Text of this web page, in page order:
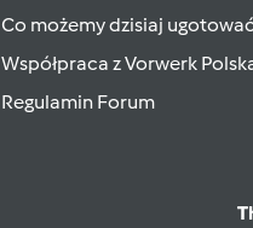
Co możemy dzisiaj
Współpraca z Vorwerk
Regulamin Forum